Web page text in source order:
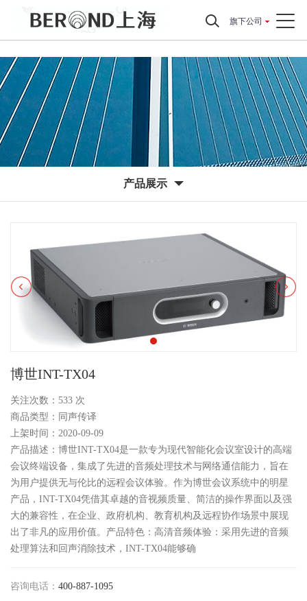
旗下公司
产品展示
博世INT-TX04
关注次数： 533 次
商品类型：同声传译
上架时间：2020-09-09
产品描述：博世INT-TX04是一款专为现代智能化会议室设计的高端
会议终端设备，集成了先进的音频处理技术与网络通信能力，旨在
为用户提供无与伦比的远程会议体验。作为博世会议系统中的明星
产品，INT-TX04凭借其卓越的音视频质量、简洁的操作界面以及强
大的兼容性，在企业、政府机构、教育机构及远程协作场景中展现
出了非凡的应用价值。产品特色：高清音频体验：采用先进的音频
处理算法和回声消除技术，INT-TX04能够确
咨询电话： 400-887-1095